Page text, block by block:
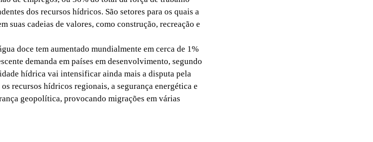
dos recursos hídricos. São setores para os quais a
suas cadeias de valores, como construção, recreação e
doce tem aumentado mundialmente em cerca de 1%
demanda em países em desenvolvimento, segundo
hídrica vai intensificar ainda mais a disputa pela
recursos hídricos regionais, a segurança energética e
geopolítica, provocando migrações em várias